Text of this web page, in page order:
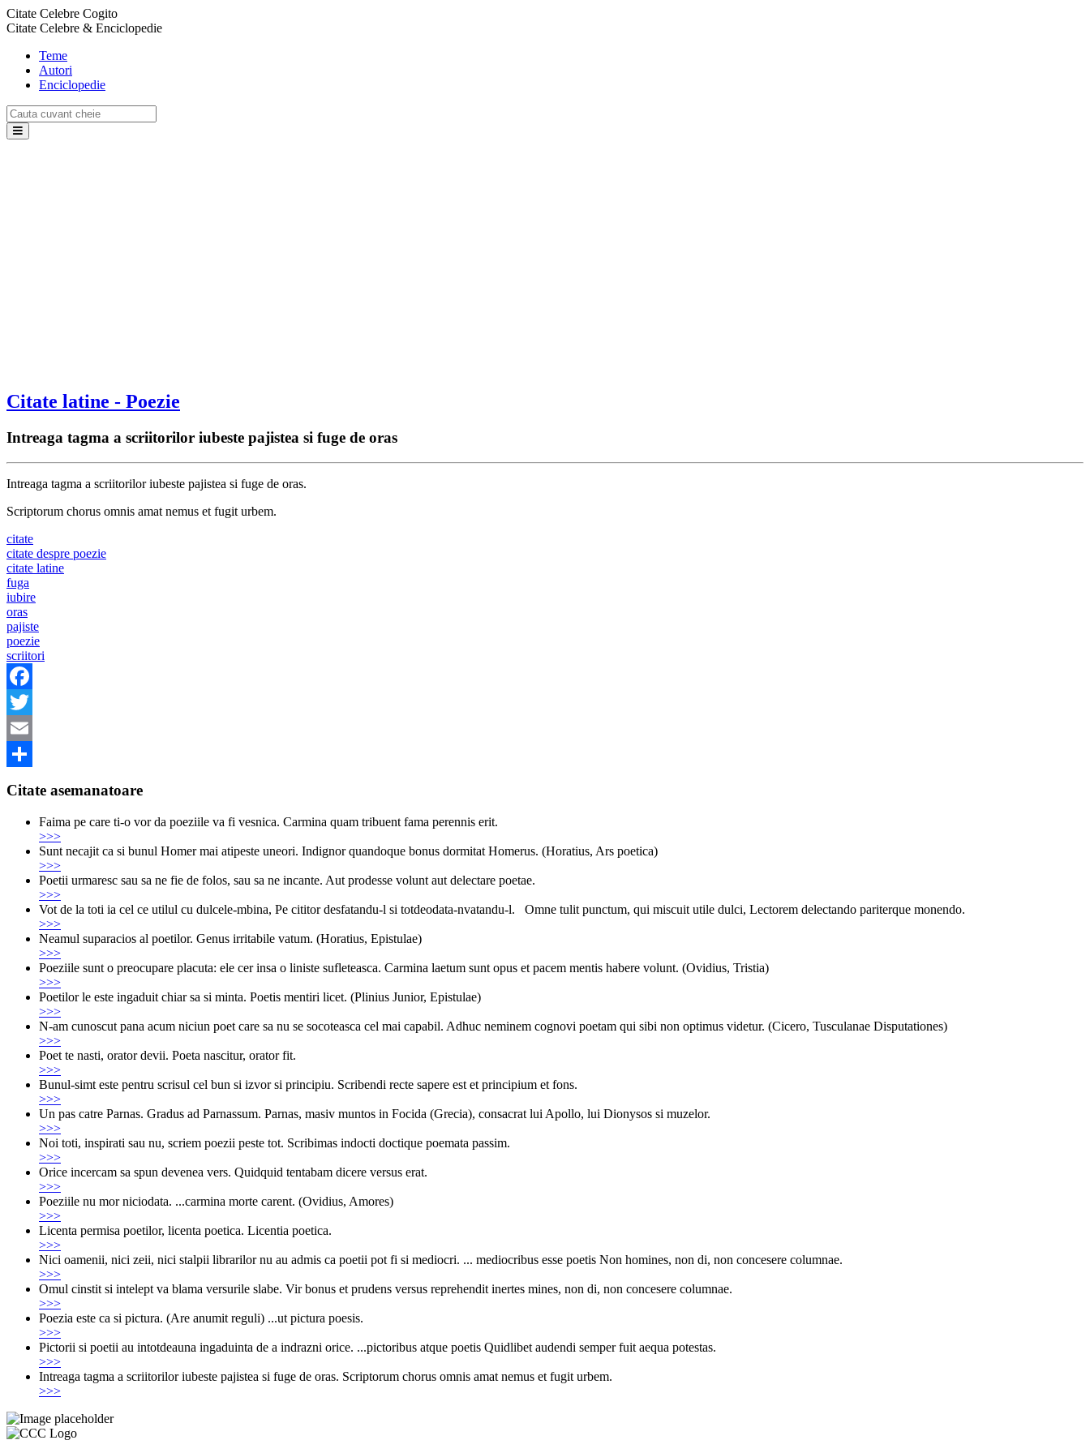
Citate Celebre Cogito
Citate Celebre & Enciclopedie
Teme
Autori
Enciclopedie
Citate latine - Poezie
Intreaga tagma a scriitorilor iubeste pajistea si fuge de oras
Intreaga tagma a scriitorilor iubeste pajistea si fuge de oras.
Scriptorum chorus omnis amat nemus et fugit urbem.
citate
citate despre poezie
citate latine
fuga
iubire
oras
pajiste
poezie
scriitori
Facebook
Twitter
Email
Citate asemanatoare
Faima pe care ti-o vor da poeziile va fi vesnica. Carmina quam tribuent fama perennis erit.
>>>
Sunt necajit ca si bunul Homer mai atipeste uneori. Indignor quandoque bonus dormitat Homerus. (Horatius, Ars poetica)
>>>
Poetii urmaresc sau sa ne fie de folos, sau sa ne incante. Aut prodesse volunt aut delectare poetae.
>>>
Vot de la toti ia cel ce utilul cu dulcele-mbina, Pe cititor desfatandu-l si totdeodata-nvatandu-l. Omne tulit punctum, qui miscuit utile dulci, Lectorem delectando pariterque monendo.
>>>
Neamul suparacios al poetilor. Genus irritabile vatum. (Horatius, Epistulae)
>>>
Poeziile sunt o preocupare placuta: ele cer insa o liniste sufleteasca. Carmina laetum sunt opus et pacem men­tis habere volunt. (Ovidius, Tristia)
>>>
Poetilor le este ingaduit chiar sa si minta. Poetis mentiri licet. (Plinius Junior, Epistulae)
>>>
N-am cunoscut pana acum niciun poet care sa nu se socoteasca cel mai capabil. Adhuc neminem cognovi poetam qui sibi non optimus videtur. (Cicero, Tusculanae Disputationes)
>>>
Poet te nasti, orator devii. Poeta nascitur, orator fit.
>>>
Bunul-simt este pentru scrisul cel bun si izvor si principiu. Scribendi recte sapere est et principium et fons.
>>>
Un pas catre Parnas. Gradus ad Parnassum. Parnas, masiv muntos in Focida (Grecia), consacrat lui Apollo, lui Dionysos si muzelor.
>>>
Noi toti, inspirati sau nu, scriem poezii peste tot. Scribimas indocti doctique poemata passim.
>>>
Orice incercam sa spun devenea vers. Quidquid tentabam dicere versus erat.
>>>
Poeziile nu mor niciodata. ...carmina morte carent. (Ovidius, Amores)
>>>
Licenta permisa poetilor, licenta poetica. Licentia poetica.
>>>
Nici oamenii, nici zeii, nici stalpii librarilor nu au admis ca poetii pot fi si mediocri. ... mediocribus esse poetis Non homines, non di, non concesere columnae.
>>>
Omul cinstit si intelept va blama versurile slabe. Vir bonus et prudens versus reprehendit inertes mines, non di, non concesere columnae.
>>>
Poezia este ca si pictura. (Are anumit reguli) ...ut pictura poesis.
>>>
Pictorii si poetii au intotdeauna ingaduinta de a indrazni orice. ...pictoribus atque poetis Quidlibet audendi semper fuit aequa potestas.
>>>
Intreaga tagma a scriitorilor iubeste pajistea si fuge de oras. Scriptorum chorus omnis amat nemus et fugit urbem.
>>>